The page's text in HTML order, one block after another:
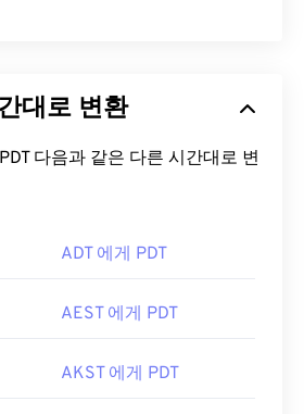
대로 변환
다음과 같은 다른 시간대로 변
ADT 에게 PDT
AEST 에게 PDT
AKST 에게 PDT